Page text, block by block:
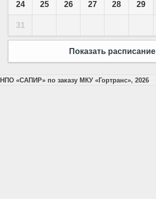
24 25 26 27 28 29
31
Показать расписание
НПО «САПИР» по заказу МКУ «Гортранс», 2026